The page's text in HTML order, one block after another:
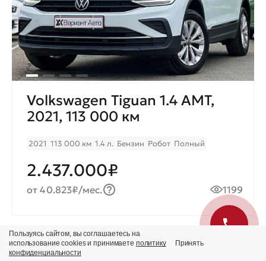
Volkswagen Tiguan 1.4 AMT,
2021, 113 000 км
2021 113 000 км 1.4 л. Бензин Робот Полный
2.437.000₽
от 40.823₽/мес. 1199
Продано
Пользуясь сайтом, вы соглашаетесь на
использование cookies и принимаете политику
конфиденциальности
Принять